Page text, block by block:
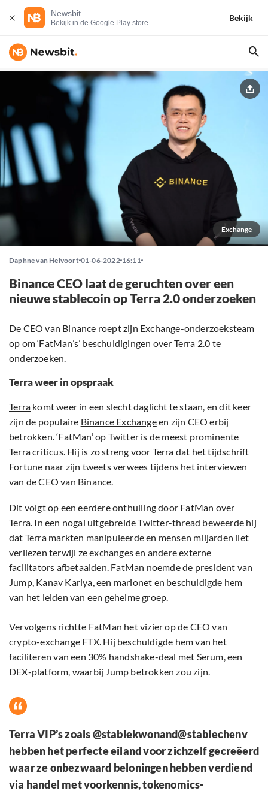
Newsbit
Bekijk in de Google Play store
Bekijk
Exchange
Daphne van Helvoort 01-06-2022 16:11
Binance CEO laat de geruchten over een
nieuwe stablecoin op Terra 2.0 onderzoeken
De CEO van Binance roept zijn Exchange-onderzoeksteam
op om ‘FatMan’s’ beschuldigingen over Terra 2.0 te
onderzoeken.
Terra weer in opspraak
Terra komt weer in een slecht daglicht te staan, en dit keer
zijn de populaire Binance Exchangeen zijn CEO erbij
betrokken. ‘FatMan’ op Twitter is de meest prominente
Terra criticus. Hij is zo streng voor Terra dat het tijdschrift
Fortune naar zijn tweets verwees tijdens het interviewen
van de CEO van Binance.
Dit volgt op een eerdere onthulling door FatMan over
Terra. In een nogal uitgebreide Twitter-thread beweerde hij
dat Terra markten manipuleerde en mensen miljarden liet
verliezen terwijl ze exchanges en andere externe
facilitators afbetaalden. FatMan noemde de president van
Jump, Kanav Kariya, een marionet en beschuldigde hem
van het leiden van een geheime groep.
Vervolgens richtte FatMan het vizier op de CEO van
crypto-exchange FTX. Hij beschuldigde hem van het
faciliteren van een 30% handshake-deal met Serum, een
DEX-platform, waarbij Jump betrokken zou zijn.
Terra VIP’s zoals @stablekwonand@stablechenv
hebben het perfecte eiland voor zichzelf gecreëerd
waar ze onbezwaard beloningen hebben verdiend
via handel met voorkennis, tokenomics-